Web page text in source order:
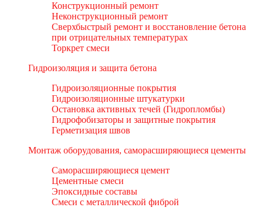
Конструкционный ремонт
Неконструкционный ремонт
Сверхбыстрый ремонт и восстановление бетона
при отрицательных температурах
Торкрет смеси
Гидроизоляция и защита бетона
Гидроизоляционные покрытия
Гидроизоляционные штукатурки
Остановка активных течей (Гидропломбы)
Гидрофобизаторы и защитные покрытия
Герметизация швов
Монтаж оборудования, саморасширяющиеся цементы
Саморасширяющиеся цемент
Цементные смеси
Эпоксидные составы
Смеси с металлической фиброй